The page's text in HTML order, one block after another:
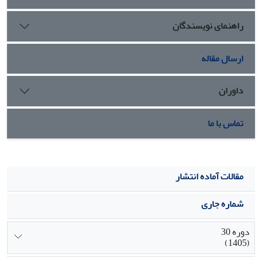
راهنمای نویسندگان
ارسال مقاله
داوران
تماس با ما
مقالات آماده انتشار
شماره جاری
دوره 30
(1405)